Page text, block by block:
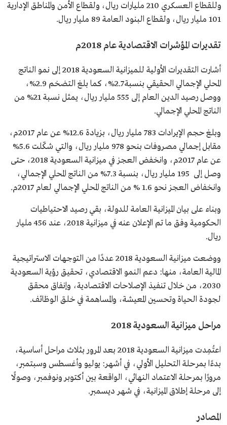
وللقطاع العسكري 210 مليارات ريال، ولقطاع الأمن والمناطق الإدارية
101 مليار ريال، ولقطاع البنود العامة 89 مليار ريال.
تقديرات المؤشرات الاقتصادية عام 2018م
أشارت التقديرات الأولية للميزانية السعودية 2018 إلى نمو الناتج
المحلي الإجمالي الحقيقي بنسبة 2.7%، كما بلغ التضخم 2.9%،
ووصل رصيد الدين العام إلى 555 مليار ريال، يمثل نسبة 21% من
الناتج المحلي الإجمالي.
وبلغ حجم الإيرادات 783 مليار ريال، بزيادة 12.6% عن عام 2017م،
مقابل إجمالي مصروفات بنحو 978 مليار ريال، والتي شكّلت 5.6%
عن عام 2017م، وانخفض العجز في ميزانية السعودية 2018، حتى
وصل إلى 195 مليار ريال، بنسبة 7.3% من الناتج المحلي الإجمالي،
وانخفاض العجز نحو 1.6 % من الناتج المحلي الإجمالي لعام 2017م.
وبناء على بيان الميزانية العامة للدولة، بقي رصيد الاحتياطيات
الحكومية وفق ما تم الإعلان عنه في ميزانية 2018، عند 456 مليار
ريال.
ووضعت ميزانية السعودية 2018 عددًا من التوجهات الاستراتيجية
المالية العامة، منها: دعم النمو الاقتصادي، تحقيق رؤية السعودية
2030، من خلال تنفيذ الإصلاحات الاقتصادية، وإنفاق محقق
لجودة الحياة وتحسين المعيشة، والمساهمة في خلق الوظائف.
مراحل ميزانية السعودية 2018
اعتُمِدت ميزانية السعودية 2018 بعد المرور بثلاث مراحل أساسية،
بدءًا بمرحلة التحليل الأولي، في أشهر: يوليو وأغسطس وسبتمبر،
مرورًا بمرحلة الاعتماد النهائي، الواقعة بين أكتوبر ونوفمبر، وصولًا
إلى مرحلة إطلاق الميزانية، في شهر ديسمبر.
المصادر